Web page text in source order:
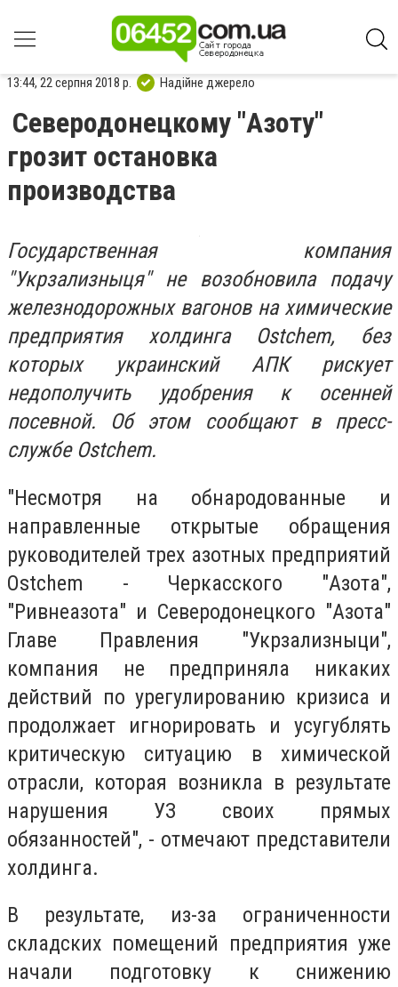
13:44, 22 серпня 2018 р. Надійне джерело
Северодонецкому "Азоту"
грозит остановка
производства
Государственная компания
"Укрзализныця" не возобновила подачу
железнодорожных вагонов на химические
предприятия холдинга Ostchem, без
которых украинский АПК рискует
недополучить удобрения к осенней
посевной. Об этом сообщают в пресс-
службе Ostchem.
"Несмотря на обнародованные и
направленные открытые обращения
руководителей трех азотных предприятий
Ostchem - Черкасского "Азота",
"Ривнеазота" и Северодонецкого "Азота"
Главе Правления "Укрзализныци",
компания не предприняла никаких
действий по урегулированию кризиса и
продолжает игнорировать и усугублять
критическую ситуацию в химической
отрасли, которая возникла в результате
нарушения УЗ своих прямых
обязанностей", - отмечают представители
холдинга.
В результате, из-за ограниченности
складских помещений предприятия уже
начали подготовку к снижению